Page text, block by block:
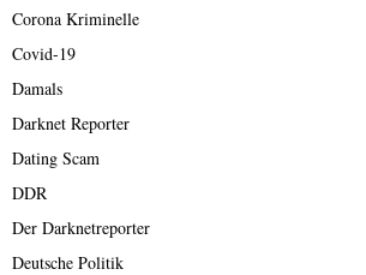
Corona Kriminelle
Covid-19
Damals
Darknet Reporter
Dating Scam
DDR
Der Darknetreporter
Deutsche Politik